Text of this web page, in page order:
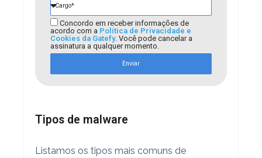
Concordo em receber informações de
acordo com a Política de Privacidade e
Cookies da Gatefy. Você pode cancelar a
assinatura a qualquer momento.
Enviar
Tipos de malware
Listamos os tipos mais comuns de